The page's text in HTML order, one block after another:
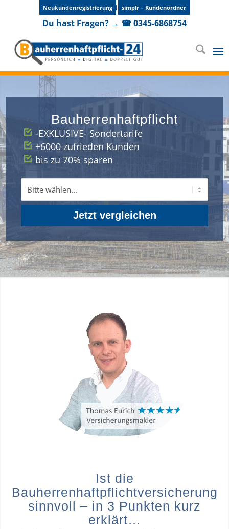
Neukundenregistrierung simplr – Kundenordner
Du hast Fragen? → ☎ 0345-6868754
Bauherrenhaftpflicht
-EXKLUSIVE- Sondertarife
+6000 zufrieden Kunden
bis zu 70% sparen
Jetzt vergleichen
„Mit uns ist Ihr
Bauvorhaben immer
richtig versichert und das
zu günstigen Beiträgen“
Ist die
Bauherrenhaftpflichtversicherung
sinnvoll – in 3 Punkten kurz
erklärt…